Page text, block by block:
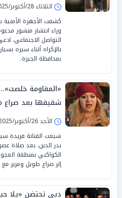
الثلاثاء 28/أكتوبر/2025 - 02:14 م
كشفت الأجهزة الأمنية
وراء انتشار منشور
التواصل الاجتماعي،
بالإكراه أثناء سيره
بمحافظة الجيزة.
«المقاومة
شقيقها بعد صراع
الأحد 26/أكتوبر/2025 - 03:31 م
شيعت الفنانة فريدة
بدر الدين، بعد صلاة
الكواكبي بمنطقة
إثر صراع طويل ومرير
دبي تحتضن «يلا